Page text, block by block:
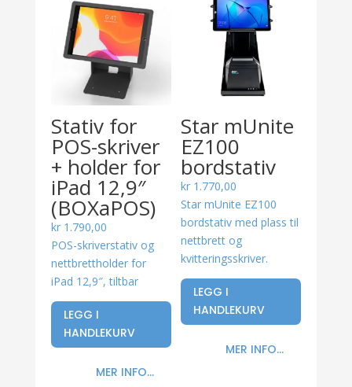
Stativ for
POS-skriver
+ holder for
iPad 12,9″
(BOXaPOS)
kr1.790,00
POS-skriverstativ og
nettbrettholder for
iPad 12,9″, tiltbar
LEGG I
HANDLEKURV
MER INFO...
Star mUnite
EZ100
bordstativ
kr 1.770,00
Star mUnite EZ100
bordstativ med plass til
nettbrett og
kvitteringsskriver.
LEGG I
HANDLEKURV
MER INFO...